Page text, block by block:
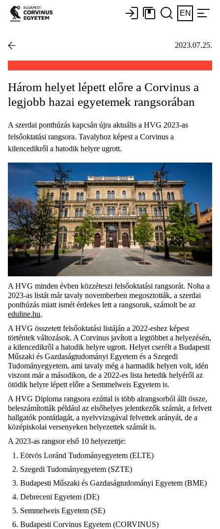
EN
2023.07.25.
Három helyet lépett előre a Corvinus a
legjobb hazai egyetemek rangsorában
A szerdai ponthúzás kapcsán újra aktuális a HVG 2023-as
felsőoktatási rangsora. Tavalyhoz képest a Corvinus a
kilencedikről a hatodik helyre ugrott.
A HVG minden évben közzéteszi felsőoktatási rangsorát. Noha a
2023-as listát már tavaly novemberben megosztották, a szerdai
ponthúzás miatt ismét érdekes lett a rangsoruk, számolt be az
eduline.hu.
A HVG összetett felsőoktatási listáján a 2022-eshez képest
történtek változások. A Corvinus javított a legtöbbet a helyezésén,
a kilencedikről a hatodik helyre ugrott. Helyet cserélt a Budapesti
Műszaki és Gazdaságtudományi Egyetem és a Szegedi
Tudományegyetem, ami tavaly még a harmadik helyen volt, idén
viszont már a másodikon, de a 2022-es lista hetedik helyéről az
ötödik helyre lépett előre a Semmelweis Egyetem is.
A HVG Diploma rangsora ezúttal is több alrangsorból állt össze,
beleszámították például az elsőhelyes jelentkezők számát, a felvett
hallgatók pontátlagát, a nyelvvizsgával felvettek arányát, de a
középiskolai versenyeken helyezettek számát is.
A 2023-as rangsor első 10 helyezettje:
Eötvös Loránd Tudományegyetem (ELTE)
Szegedi Tudományegyetem (SZTE)
Budapesti Műszaki és Gazdaságtudományi Egyetem (BME)
Debreceni Egyetem (DE)
Semmelweis Egyetem (SE)
Budapesti Corvinus Egyetem (CORVINUS)